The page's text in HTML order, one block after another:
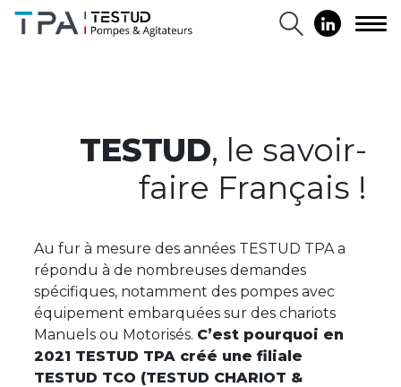
TESTUD, le savoir-
faire Français !
Au fur à mesure des années TESTUD TPA a
répondu à de nombreuses demandes
spécifiques, notamment des pompes avec
équipement embarquées sur des chariots
Manuels ou Motorisés. C’est pourquoi en
2021 TESTUD TPA créé une filiale
TESTUD TCO (TESTUD CHARIOT &